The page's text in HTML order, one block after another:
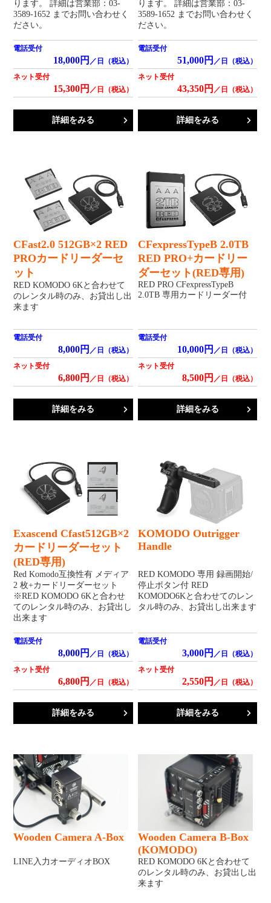
ります。 詳細は営業部：03-
3589-1652 までお問い合わせく
ださい。
電話受付
18,000円 ／日（税込）
ネット受付
15,300円 ／日（税込）
詳細をみる
ります。 詳細は営業部：03-
3589-1652 までお問い合わせく
ださい。
電話受付
51,000円 ／日（税込）
ネット受付
43,350円 ／日（税込）
詳細をみる
CFast2.0 512GB×2 RED
PROカードリーダーセ
ット
RED KOMODO 6Kと合わせて
のレンタル時のみ、お貸出し出
来ます
電話受付
8,000円 ／日（税込）
ネット受付
6,800円 ／日（税込）
詳細をみる
CFexpressTypeB 2.0TB
RED PRO+カードリー
ダーセット(RED専用)
RED PRO CFexpressTypeB
2.0TB 専用カードリーダー付
電話受付
10,000円 ／日（税込）
ネット受付
8,500円 ／日（税込）
詳細をみる
Exascend Cfast512GB×2
カードリーダーセット
(RED専用)
Red Komodo互換性有 メディア
2 枚+カードリーダーセット
※RED KOMODO 6Kと合わせ
てのレンタル時のみ、お貸出し
出来ます
電話受付
8,000円 ／日（税込）
ネット受付
6,800円 ／日（税込）
詳細をみる
KOMODO Outrigger
Handle
RED KOMODO 専用 録画開始/
停止ボタン付 RED
KOMODO6Kと合わせてのレン
タル時のみ、お貸出し出来ます
電話受付
3,000円 ／日（税込）
ネット受付
2,550円 ／日（税込）
詳細をみる
Wooden Camera A-Box
LINE入力オーディオBOX
Wooden Camera B-Box
(KOMODO)
RED KOMODO 6Kと合わせて
のレンタル時のみ、お貸出し出
来ます